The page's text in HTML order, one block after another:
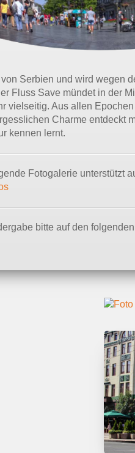
Serbien und wird wegen
Fluss Save mündet in der
vielseitig. Aus allen
Charme entdeckt
kennen lernt.
Fotogalerie unterstützt
bitte auf den